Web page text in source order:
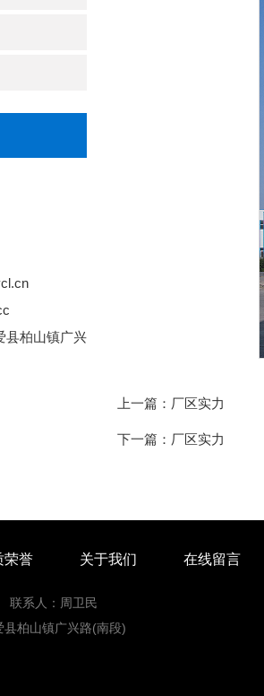
县柏山镇广兴
上一篇： 厂区实力
下一篇： 厂区实力
荣誉 关于我们 在线留言
联系人：周卫民
柏山镇广兴路(南段)